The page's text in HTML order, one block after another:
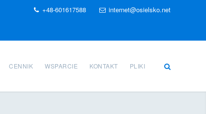
+48-601617588 internet@osielsko.net
CENNIK WSPARCIE KONTAKT PLIKI